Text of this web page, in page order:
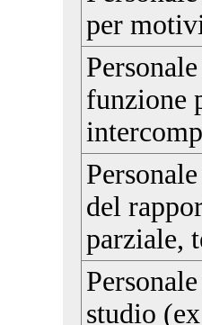
per
funzione
del
parziale,
studio